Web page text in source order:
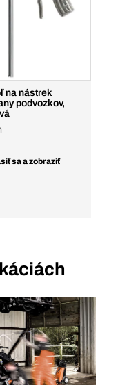
na nástrek
podvozkov,
sa a zobraziť